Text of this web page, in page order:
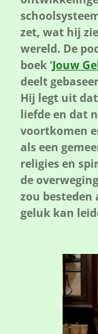
zet, wat hij
wereld. De
boek 'Jouw
deelt
Hij legt uit
liefde en dat
voortkomen
als een
religies en
de
zou
geluk kan